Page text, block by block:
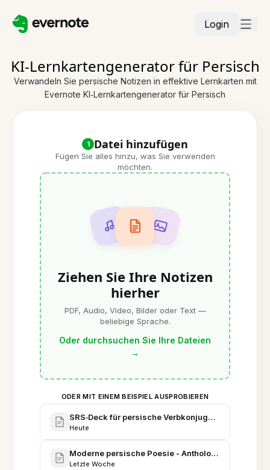
Login
KI‑Lernkartengenerator für Persisch
Verwandeln Sie persische Notizen in effektive Lernkarten mit
Evernote KI‑Lernkartengenerator für Persisch
1 Datei hinzufügen
Fügen Sie alles hinzu, was Sie verwenden
möchten.
Ziehen Sie Ihre Notizen
hierher
PDF, Audio, Video, Bilder oder Text —
beliebige Sprache.
Oder durchsuchen Sie Ihre Dateien
→
ODER MIT EINEM BEISPIEL AUSPROBIEREN
SRS‑Deck für persische Verbkonjugation
Heute
Moderne persische Poesie - Anthologie und
Letzte Woche